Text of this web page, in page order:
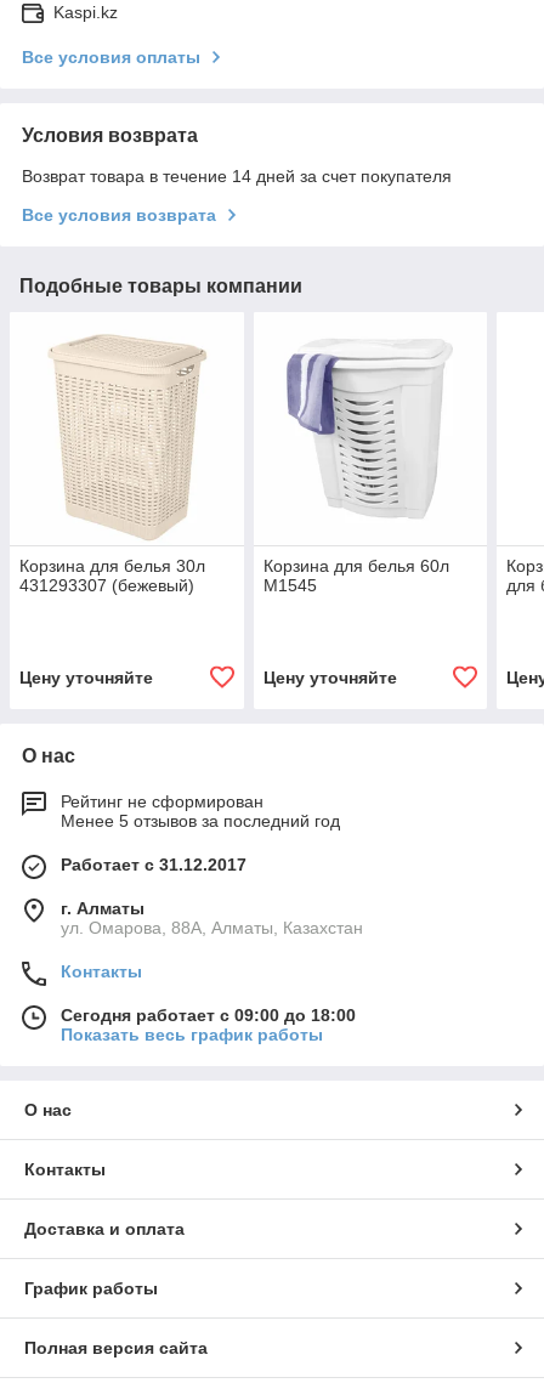
Kaspi.kz
Все условия оплаты
Условия возврата
Возврат товара в течение 14 дней за счет покупателя
Все условия возврата
Подобные товары компании
Корзина для белья 30л
431293307 (бежевый)
Цену уточняйте
Корзина для белья 60л
М1545
Цену уточняйте
для
О нас
Рейтинг не сформирован
Менее 5 отзывов за последний год
Работает с 31.12.2017
г. Алматы
ул. Омарова, 88А, Алматы, Казахстан
Контакты
Сегодня работает с 09:00 до 18:00
Показать весь график работы
О нас
Контакты
Доставка и оплата
График работы
Полная версия сайта